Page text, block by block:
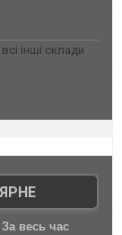
інші склади
За весь час